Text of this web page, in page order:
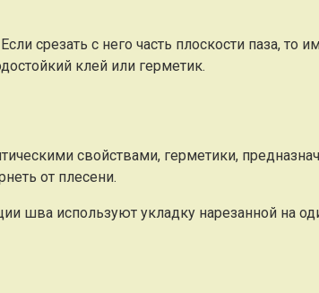
срезать с него часть плоскости паза, то
клей или герметик.
свойствами, герметики,
от плесени.
шва используют укладку нарезанной на